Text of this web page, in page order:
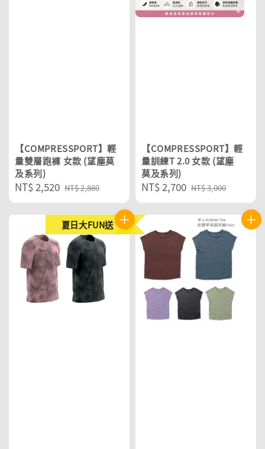
【COMPRESSPORT】輕
量雙層跑褲 女款 (望塵莫
及系列)
Sale
price
NT$ 2,520 Regular
price
NT$ 2,880
【COMPRESSPORT】輕
量訓練T 2.0 女款 (望塵
莫及系列)
Sale
price
NT$ 2,700 Regular
price
NT$ 3,000
夏日大FUN送